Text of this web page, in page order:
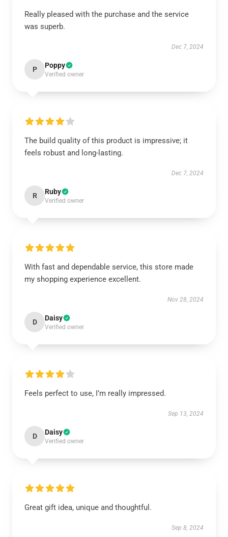
Really pleased with the purchase and the service
was superb.
Dec 7, 2024
P Poppy
Verified owner
The build quality of this product is impressive; it
feels robust and long-lasting.
Dec 7, 2024
R Ruby
Verified owner
With fast and dependable service, this store made
my shopping experience excellent.
Nov 28, 2024
D Daisy
Verified owner
Feels perfect to use, I’m really impressed.
Sep 13, 2024
D Daisy
Verified owner
Great gift idea, unique and thoughtful.
Sep 8, 2024